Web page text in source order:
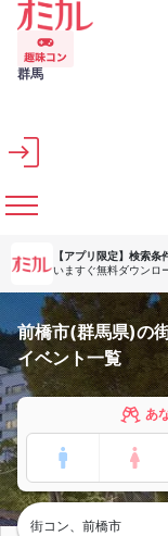
メインコンテンツへスキ
群馬
【アプリ限定】 検索条
いますぐ無料ダウンロ
前橋市(群馬県)の
イベント一覧
あ
街コン、前橋市